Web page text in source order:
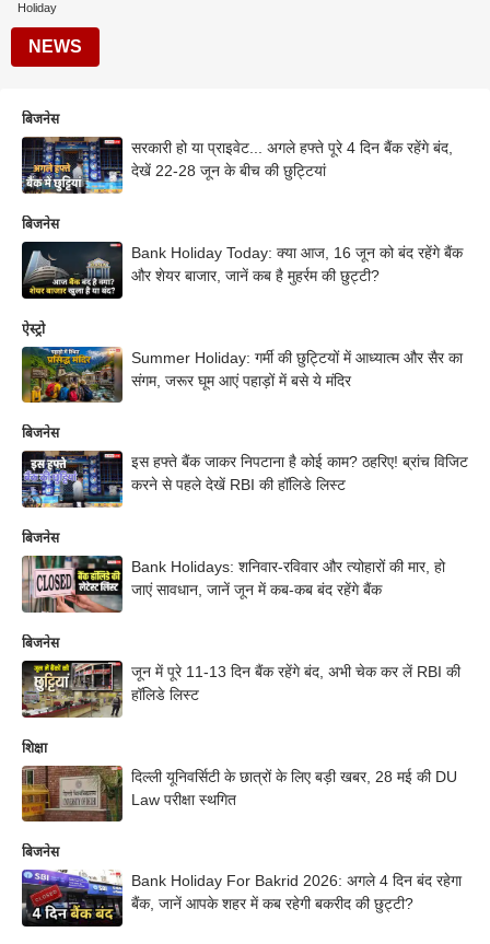
Holiday
NEWS
बिजनेस
सरकारी हो या प्राइवेट... अगले हफ्ते पूरे 4 दिन बैंक रहेंगे बंद,
देखें 22-28 जून के बीच की छुट्टियां
बिजनेस
Bank Holiday Today: क्या आज, 16 जून को बंद रहेंगे बैंक
और शेयर बाजार, जानें कब है मुहर्रम की छुट्टी?
ऐस्ट्रो
Summer Holiday: गर्मी की छुट्टियों में आध्यात्म और सैर का
संगम, जरूर घूम आएं पहाड़ों में बसे ये मंदिर
बिजनेस
इस हफ्ते बैंक जाकर निपटाना है कोई काम? ठहरिए! ब्रांच विजिट
करने से पहले देखें RBI की हॉलिडे लिस्ट
बिजनेस
Bank Holidays: शनिवार-रविवार और त्योहारों की मार, हो
जाएं सावधान, जानें जून में कब-कब बंद रहेंगे बैंक
बिजनेस
जून में पूरे 11-13 दिन बैंक रहेंगे बंद, अभी चेक कर लें RBI की
हॉलिडे लिस्ट
शिक्षा
दिल्ली यूनिवर्सिटी के छात्रों के लिए बड़ी खबर, 28 मई की DU
Law परीक्षा स्थगित
बिजनेस
Bank Holiday For Bakrid 2026: अगले 4 दिन बंद रहेगा
बैंक, जानें आपके शहर में कब रहेगी बकरीद की छुट्टी?